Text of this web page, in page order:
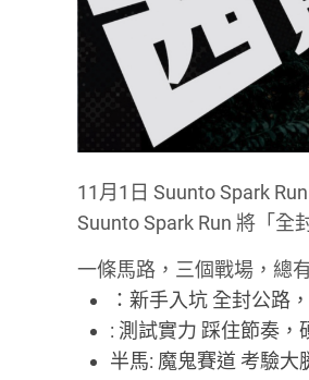
11月1日 Suunto Spark
Suunto Spark Run 將「全
一條馬路，三個戰場，總
：新手入坑 全封公路
: 測試實力 踩住節奏
半馬: 魔鬼賽道 考驗